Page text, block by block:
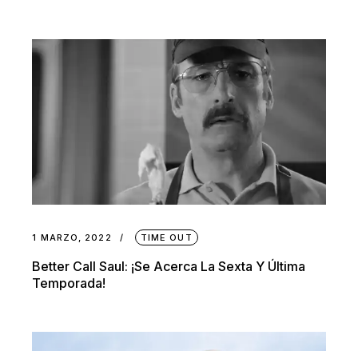
1 MARZO, 2022 TIME OUT
Better Call Saul: ¡se Acerca La Sexta Y Última
Temporada!